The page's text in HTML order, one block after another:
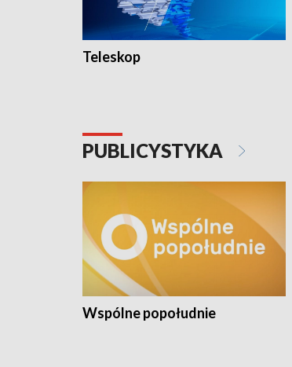
Teleskop
PUBLICYSTYKA
Wspólne popołudnie